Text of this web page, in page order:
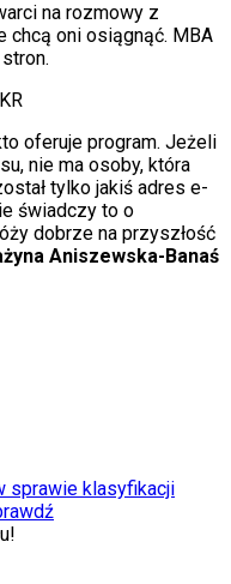
na rozmowy z
chcą oni osiągnąć. MBA
oferuje program. Jeżeli
nie ma osoby, która
tylko jakiś adres e-
świadczy to o
dobrze na przyszłość
Aniszewska-Banaś
sprawie klasyfikacji